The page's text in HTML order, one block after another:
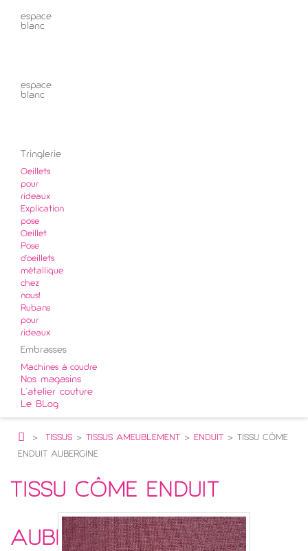
espace
blanc
espace
blanc
Tringlerie
Oeillets
pour
rideaux
Explication
pose
Oeillet
Pose
d'oeillets
métallique
chez
nous!
Rubans
pour
rideaux
Embrasses
Machines à coudre
Nos magasins
L'atelier couture
Le BLog
> TISSUS > TISSUS AMEUBLEMENT > ENDUIT >
TISSU CÔME
ENDUIT AUBERGINE
TISSU CÔME ENDUIT
AUBERGINE